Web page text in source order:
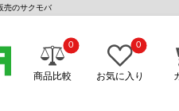
売のサクモバ
商品比較
0
お気に入り
0